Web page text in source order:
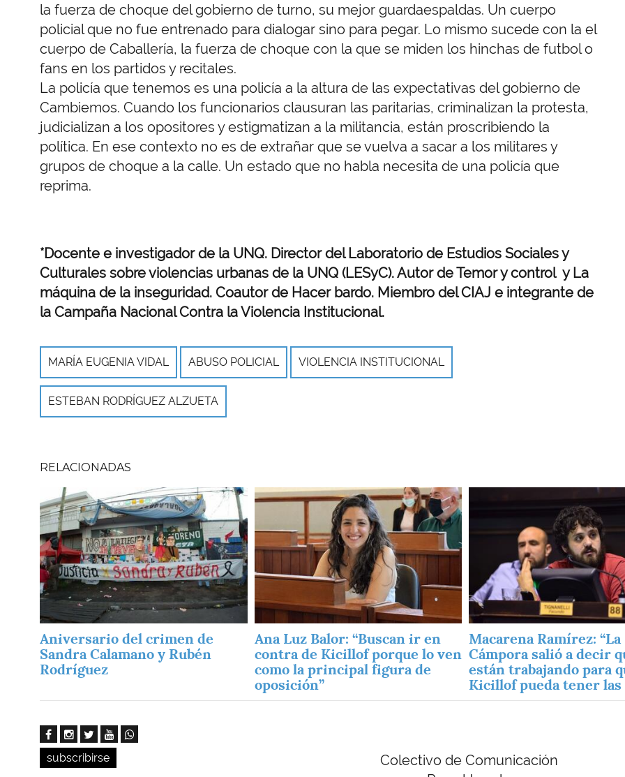
la fuerza de choque del gobierno de turno, su mejor guardaespaldas. Un cuerpo
policial que no fue entrenado para dialogar sino para pegar. Lo mismo sucede con la el
cuerpo de Caballería, la fuerza de choque con la que se miden los hinchas de futbol o
fans en los partidos y recitales.
La policía que tenemos es una policía a la altura de las expectativas del gobierno de
Cambiemos. Cuando los funcionarios clausuran las paritarias, criminalizan la protesta,
judicializan a los opositores y estigmatizan a la militancia, están proscribiendo la
política. En ese contexto no es de extrañar que se vuelva a sacar a los militares y
grupos de choque a la calle. Un estado que no habla necesita de una policía que
reprima.
*Docente e investigador de la UNQ. Director del Laboratorio de Estudios Sociales y
Culturales sobre violencias urbanas de la UNQ (LESyC). Autor de Temor y control y La
máquina de la inseguridad. Coautor de Hacer bardo. Miembro del CIAJ e integrante de
la Campaña Nacional Contra la Violencia Institucional.
MARÍA EUGENIA VIDAL ABUSO POLICIAL VIOLENCIA INSTITUCIONAL
ESTEBAN RODRÍGUEZ ALZUETA
RELACIONADAS
Imagen
Aniversario del crimen de
Sandra Calamano y Rubén
Rodríguez
Imagen
Ana Luz Balor: “Buscan ir en
contra de Kicillof porque lo ven
como la principal figura de
oposición”
Macarena Ramírez: “La
Cámpora salió a decir
están trabajando para
Kicillof pueda tener las
subscribirse
Colectivo de Comunicación